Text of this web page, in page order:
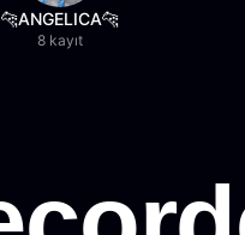
🐆ANGELICA🐆
8 kayıt